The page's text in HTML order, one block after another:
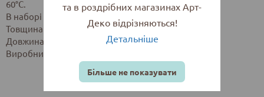
60°C.
В наборі 10 класичних кольорів.
Товщина лінії - 1 мм.
Довжина корпусу маркера 165 мм.
Виробник: Edding, Німеччина
та в роздрібних магазинах Арт-
Деко відрізняються!
Детальніше
Більше не показувати